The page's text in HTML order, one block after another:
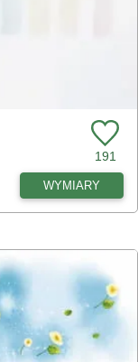
191
WYMIARY